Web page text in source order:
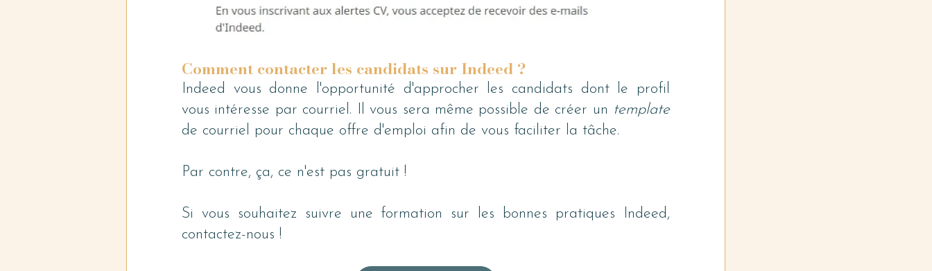
Comment contacter les candidats sur Indeed ?
Indeed vous donne l'opportunité d'approcher les candidats dont le profil
vous intéresse par courriel. Il vous sera même possible de créer un template
de courriel pour chaque offre d'emploi afin de vous faciliter la tâche.
Par contre, ça, ce n'est pas gratuit !
Si vous souhaitez suivre une formation sur les bonnes pratiques Indeed,
contactez-nous !